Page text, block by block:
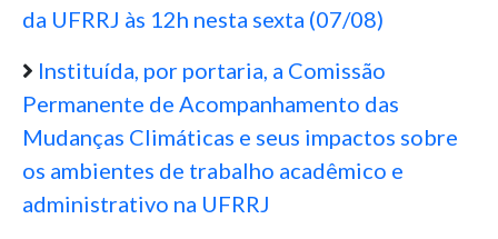
da UFRRJ às 12h nesta sexta (07/08)
Instituída, por portaria, a Comissão
Permanente de Acompanhamento das
Mudanças Climáticas e seus impactos sobre
os ambientes de trabalho acadêmico e
administrativo na UFRRJ